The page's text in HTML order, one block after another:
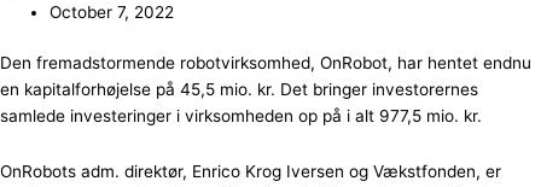
October 7, 2022
Den fremadstormende robotvirksomhed, OnRobot, har hentet endnu
en kapitalforhøjelse på 45,5 mio. kr. Det bringer investorernes
samlede investeringer i virksomheden op på i alt 977,5 mio. kr.
OnRobots adm. direktør, Enrico Krog Iversen og Vækstfonden, er